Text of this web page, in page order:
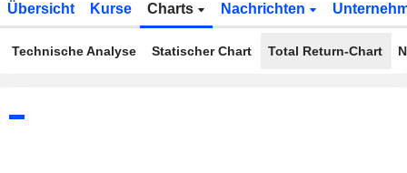
Übersicht Kurse Charts Nachrichten
Technische Analyse Statischer Chart Total Return-Chart